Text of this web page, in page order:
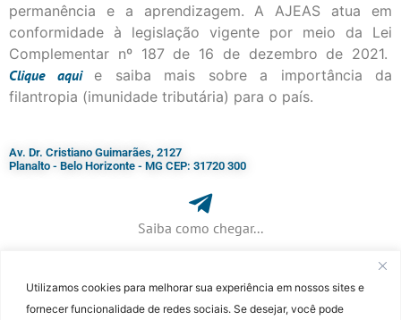
Utilizamos cookies para melhorar sua experiência em nossos sites e
fornecer funcionalidade de redes sociais. Se desejar, você pode
permanência e a aprendizagem. A AJEAS atua em
conformidade à legislação vigente por meio da Lei
Complementar nº 187 de 16 de dezembro de 2021.
Cliqueaqui
e saiba mais sobre a importância da
filantropia (imunidade tributária) para o país.
Av. Dr. Cristiano Guimarães, 2127
Planalto - Belo Horizonte - MG CEP: 31720 300
Saiba como chegar...
+ 55 (31) 3115-7000​